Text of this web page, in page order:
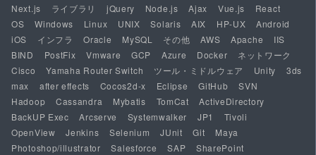
Next.js
ライブラリ jQuery Node.js Ajax Vue.js
React
OS
Windows Linux UNIX Solaris AIX HP-UX
Android
iOS
インフラ Oracle MySQL その他 AWS Apache
IIS
BIND
PostFix Vmware GCP Azure Docker
ネットワーク
Cisco
Yamaha Router Switch ツール・ミドルウェア Unity
3ds
max
after effects Cocos2d-x Eclipse GitHub
SVN
Hadoop
Cassandra Mybatis TomCat
ActiveDirectory
BackUP Exec
Arcserve Systemwalker JP1
Tivoli
OpenView
Jenkins Selenium JUnit Git
Maya
Photoshop/illustrator
Salesforce SAP SharePoint